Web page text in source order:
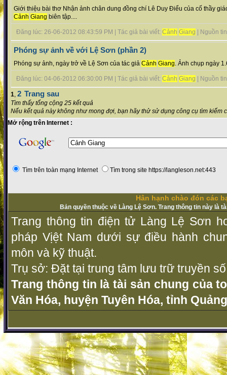
Giới thiệu bài thơ Nhận ảnh chân dung đồng chí Lê Duy Điểu của cố thầy
Cảnh Giang biên tập....
Đăng lúc: 26-06-2012 08:43:59 PM | Tác giả bài viết: Cảnh Giang | Nguồn
Phóng sự ảnh về với Lệ Sơn (phần 2)
Phóng sự ảnh, ngày trở về Lệ Sơn của tác giả Cảnh Giang . Ảnh chụp ngày
Đăng lúc: 04-06-2012 06:30:00 PM | Tác giả bài viết: Cảnh Giang | Nguồn
1, 2 Trang sau
Tìm thấy tổng cộng 25 kết quả
Nếu kết quả này không như mong đợi, bạn hãy thử sử dụng công cụ tìm kiếm
Mở rộng trên Internet :
Tìm trên toàn mạng Internet Tìm trong site https://langleson.net:443
Hân hạnh chào đón các
Bản quyền thuộc về Làng Lệ Sơn. Trang thông tin này là
Trang thông tin điện tử Làng Lệ Sơn
pháp Vịệt Nam dưới sự điều hành
môn và kỹ thuật.
Trụ sở: Đặt tại trung tâm lưu trữ truyền
Trang thông tin là tài sản chung của
Văn Hóa, huyện Tuyên Hóa, tỉnh